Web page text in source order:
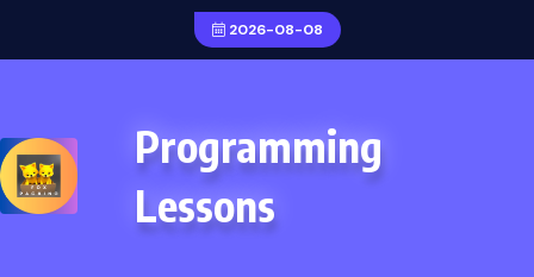
2026-08-08
Programming
Lessons